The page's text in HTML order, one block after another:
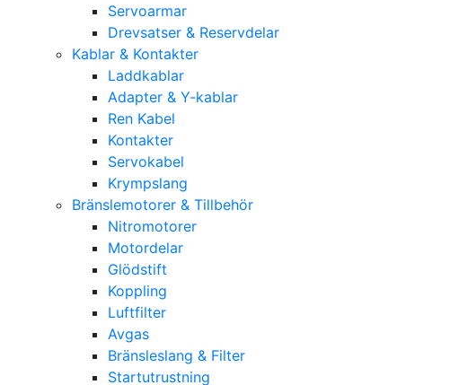
Servoarmar
Drevsatser & Reservdelar
Kablar & Kontakter
Laddkablar
Adapter & Y-kablar
Ren Kabel
Kontakter
Servokabel
Krympslang
Bränslemotorer & Tillbehör
Nitromotorer
Motordelar
Glödstift
Koppling
Luftfilter
Avgas
Bränsleslang & Filter
Startutrustning